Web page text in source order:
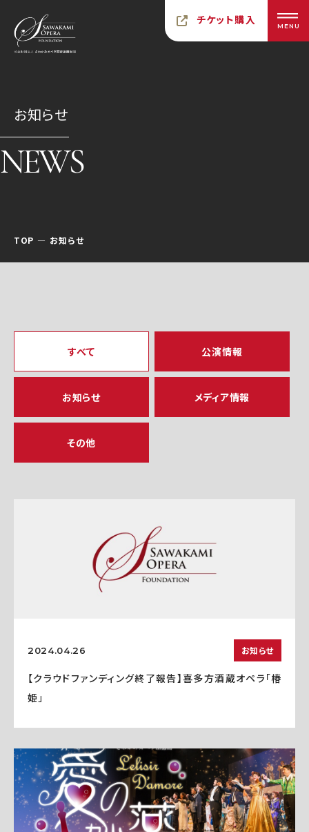
チケット購入 MENU
お知らせ
NEWS
TOP お知らせ
すべて 公演情報
お知らせ メディア情報
その他
2024.04.26 お知らせ
【クラウドファンディング終了報告】喜多方酒蔵オペラ「椿
姫」